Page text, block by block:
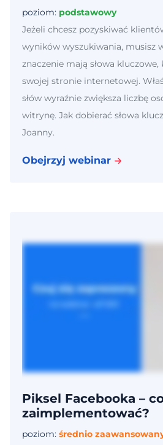
poziom: podstawowy
Jeżeli chcesz pozyskiwać
wyników wyszukiwania, musisz
znaczenie mają słowa
swojej stronie internetowej.
słów wyraźnie zwiększa liczbę
witrynę. Jak dobierać słowa
Joanny.
Obejrzyj webinar
Piksel Facebooka –
zaimplementować?
poziom: średnio